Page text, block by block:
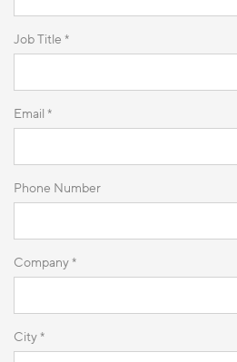
Job Title *
Email *
Phone Number
Company *
City *